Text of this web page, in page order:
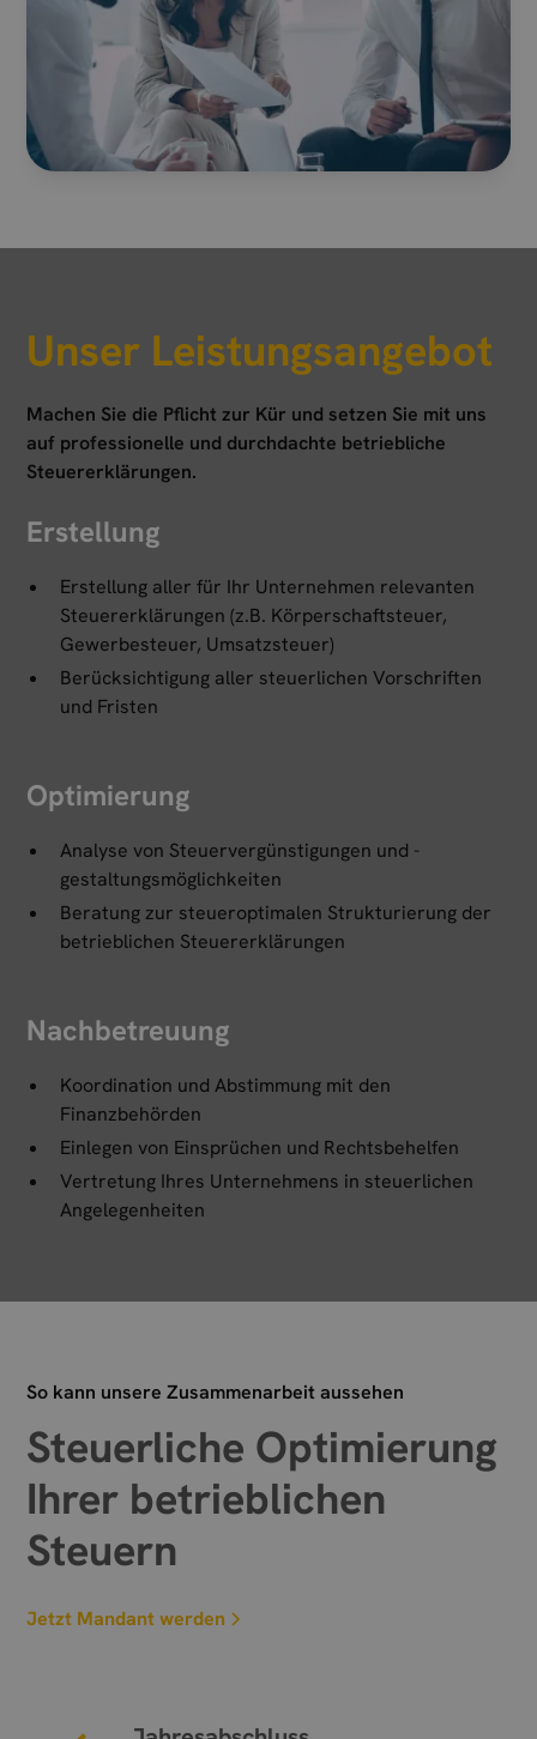
Unser Leistungsangebot
Machen Sie die Pflicht zur Kür und setzen Sie mit uns
auf professionelle und durchdachte betriebliche
Steuererklärungen.
Erstellung
Erstellung aller für Ihr Unternehmen relevanten
Steuererklärungen (z.B. Körperschaftsteuer,
Gewerbesteuer, Umsatzsteuer)
Berücksichtigung aller steuerlichen Vorschriften
und Fristen
Optimierung
Analyse von Steuervergünstigungen und -
gestaltungsmöglichkeiten
Beratung zur steueroptimalen Strukturierung der
betrieblichen Steuererklärungen
Nachbetreuung
Koordination und Abstimmung mit den
Finanzbehörden
Einlegen von Einsprüchen und Rechtsbehelfen
Vertretung Ihres Unternehmens in steuerlichen
Angelegenheiten
So kann unsere Zusammenarbeit aussehen
Steuerliche Optimierung
Ihrer betrieblichen
Steuern
Jetzt Mandant werden